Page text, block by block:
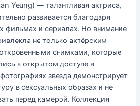
Yeung) — талантливая актриса,
развивается благодаря
фильмах и сериалах. Но внимание
не только актёрским
снимками, которые
в открытом доступе в
звезда демонстрирует
в сексуальных образах и не
перед камерой. Коллекция